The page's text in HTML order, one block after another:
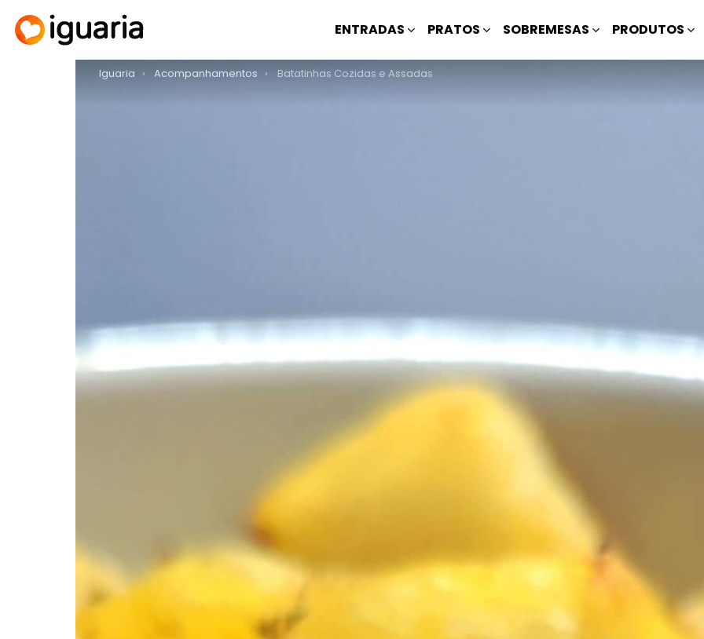
ENTRADAS PRATOS SOBREMESAS PRODUTOS
You are here:
Iguaria Acompanhamentos Batatinhas Cozidas e Assadas